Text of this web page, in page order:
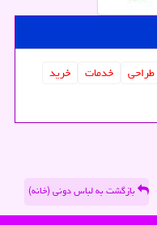
طراحی خدمات
خرید
بازگشت به لباس دونی (خانه)